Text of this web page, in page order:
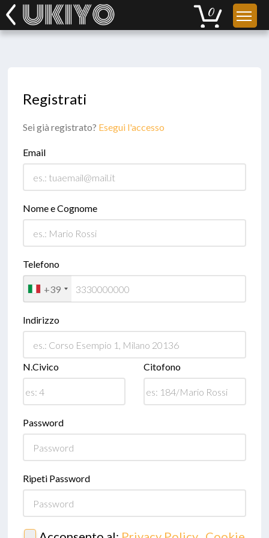
Registrati
Sei già registrato? Esegui l'accesso
Email
Nome e Cognome
Telefono
+39
Indirizzo
N.Civico Citofono
Password
Ripeti Password